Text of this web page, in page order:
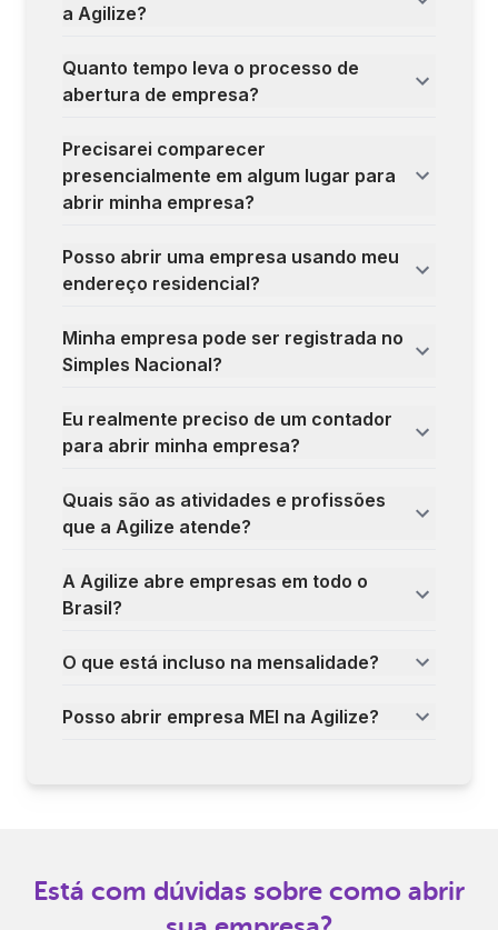
a Agilize?
Quanto tempo leva o processo de
abertura de empresa?
Precisarei comparecer
presencialmente em algum lugar para
abrir minha empresa?
Posso abrir uma empresa usando meu
endereço residencial?
Minha empresa pode ser registrada no
Simples Nacional?
Eu realmente preciso de um contador
para abrir minha empresa?
Quais são as atividades e profissões
que a Agilize atende?
A Agilize abre empresas em todo o
Brasil?
O que está incluso na mensalidade?
Posso abrir empresa MEI na Agilize?
Está com dúvidas sobre como abrir